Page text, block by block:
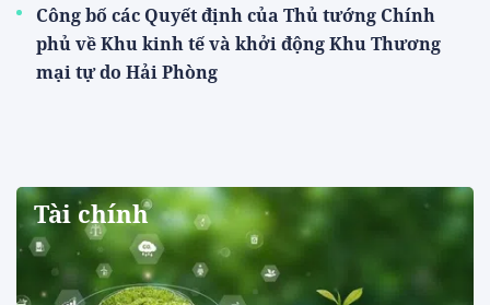
Công bố các Quyết định của Thủ tướng Chính
phủ về Khu kinh tế và khởi động Khu Thương
mại tự do Hải Phòng
Tài chính